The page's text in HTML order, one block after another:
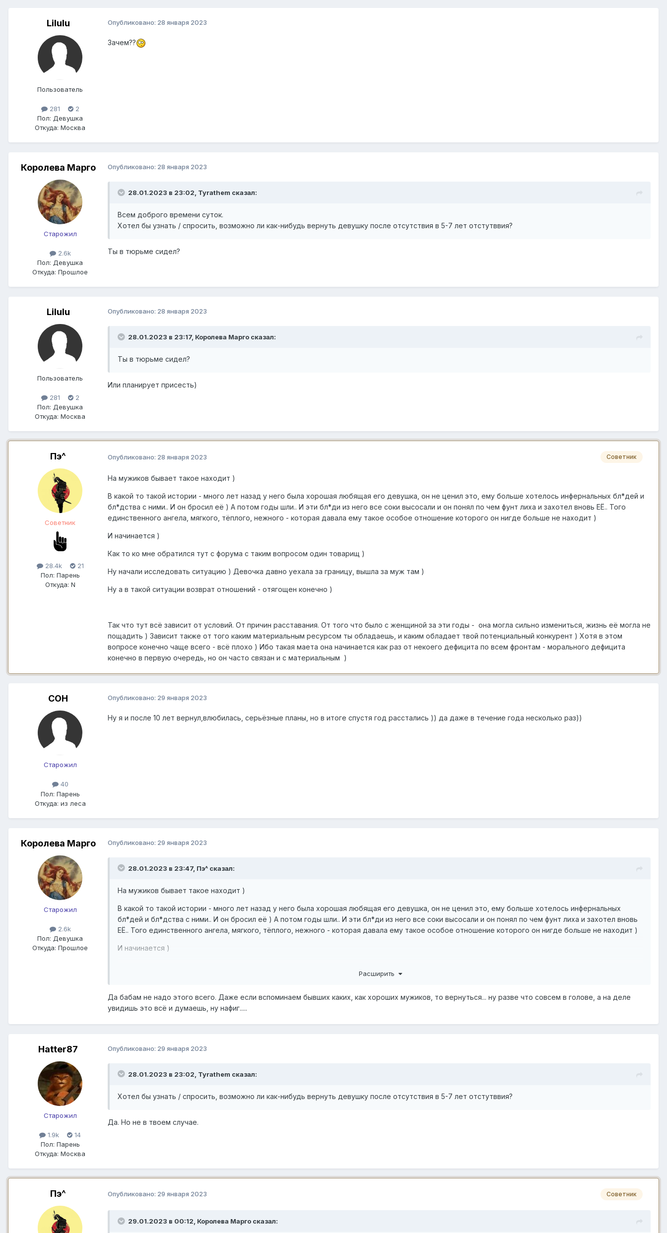
Lilulu
Пользователь
281
2
Пол: Девушка
Откуда: Москва
Опубликовано: 28 января 2023
Зачем??
Королева Марго
Старожил
2.6k
Пол: Девушка
Откуда: Прошлое
Опубликовано: 28 января 2023
28.01.2023 в 23:02, Tyrathem сказал:
Всем доброго времени суток.
Хотел бы узнать / спросить, возможно ли как-нибудь вернуть девушку после отсутствия в 5-7 лет отстутввия?
Ты в тюрьме сидел?
Lilulu
Пользователь
281
2
Пол: Девушка
Откуда: Москва
Опубликовано: 28 января 2023
28.01.2023 в 23:17, Королева Марго сказал:
Ты в тюрьме сидел?
Или планирует присесть)
Пэ^
Советник
28.4k
21
Пол: Парень
Откуда: N
Советник
Опубликовано: 28 января 2023
На мужиков бывает такое находит )
В какой то такой истории - много лет назад у него была хорошая любящая его девушка, он не ценил это, ему больше хотелось инфернальных бл*дей и
бл*дства с ними.. И он бросил её ) А потом годы шли.. И эти бл*ди из него все соки высосали и он понял по чем фунт лиха и захотел вновь ЕЁ.. Того
единственного ангела, мягкого, тёплого, нежного - которая давала ему такое особое отношение которого он нигде больше не находит )
И начинается )
Как то ко мне обратился тут с форума с таким вопросом один товарищ )
Ну начали исследовать ситуацию ) Девочка давно уехала за границу, вышла за муж там )
Ну а в такой ситуации возврат отношений - отягощен конечно )
Так что тут всё зависит от условий. От причин расставания. От того что было с женщиной за эти годы - она могла сильно измениться, жизнь её могла не
пощадить ) Зависит также от того каким материальным ресурсом ты обладаешь, и каким обладает твой потенциальный конкурент ) Хотя в этом
вопросе конечно чаще всего - всё плохо ) Ибо такая маета она начинается как раз от некоего дефицита по всем фронтам - морального дефицита
конечно в первую очередь, но он часто связан и с материальным )
COH
Старожил
40
Пол: Парень
Откуда: из леса
Опубликовано: 29 января 2023
Ну я и после 10 лет вернул,влюбилась, серьёзные планы, но в итоге спустя год расстались )) да даже в течение года несколько раз))
Королева Марго
Старожил
2.6k
Пол: Девушка
Откуда: Прошлое
Опубликовано: 29 января 2023
28.01.2023 в 23:47, Пэ^ сказал:
На мужиков бывает такое находит )
В какой то такой истории - много лет назад у него была хорошая любящая его девушка, он не ценил это, ему больше хотелось инфернальных
бл*дей и бл*дства с ними.. И он бросил её ) А потом годы шли.. И эти бл*ди из него все соки высосали и он понял по чем фунт лиха и захотел вновь
ЕЁ.. Того единственного ангела, мягкого, тёплого, нежного - которая давала ему такое особое отношение которого он нигде больше не находит )
И начинается )
Ну а в такой ситуации возврат отношений - отягощен конечно )
могла не пощадить ) Зависит также от того каким материальным ресурсом ты обладаешь, и каким обладает твой потенциальный конкурент ) Хотя
дефицита конечно в первую очередь, но он часто связан и с материальным )
Расширить
Да бабам не надо этого всего. Даже если вспоминаем бывших каких, как хороших мужиков, то вернуться... ну разве что совсем в голове, а на деле
увидишь это всё и думаешь, ну нафиг.....
Hatter87
Старожил
1.9k
14
Пол: Парень
Откуда: Москва
Опубликовано: 29 января 2023
28.01.2023 в 23:02, Tyrathem сказал:
Хотел бы узнать / спросить, возможно ли как-нибудь вернуть девушку после отсутствия в 5-7 лет отстутввия?
Да. Но не в твоем случае.
Пэ^ Советник
Опубликовано: 29 января 2023
29.01.2023 в 00:12, Королева Марго сказал: